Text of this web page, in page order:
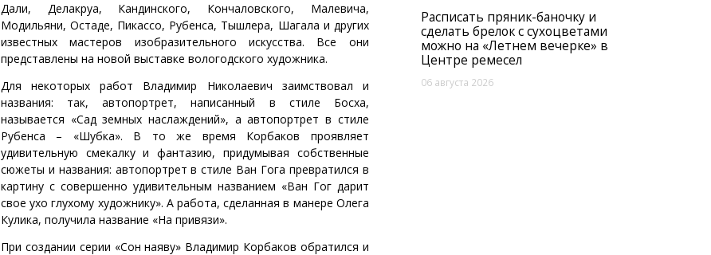
Дали, Делакруа, Кандинского, Кончаловского, Малевича,
Модильяни, Остаде, Пикассо, Рубенса, Тышлера, Шагала и других
известных мастеров изобразительного искусства. Все они
представлены на новой выставке вологодского художника.
Для некоторых работ Владимир Николаевич заимствовал и
названия: так, автопортрет, написанный в стиле Босха,
называется «Сад земных наслаждений», а автопортрет в стиле
Рубенса – «Шубка». В то же время Корбаков проявляет
удивительную смекалку и фантазию, придумывая собственные
сюжеты и названия: автопортрет в стиле Ван Гога превратился в
картину с совершенно удивительным названием «Ван Гог дарит
свое ухо глухому художнику». А работа, сделанная в манере Олега
Кулика, получила название «На привязи».
При создании серии «Сон наяву» Владимир Корбаков обратился и
Расписать пряник-баночку и
сделать брелок с сухоцветами
можно на «Летнем вечерке» в
Центре ремесел
06 августа 2026